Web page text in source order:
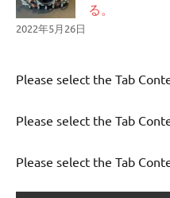
る。
2022年5月26日
Please select the Tab
Please select the Tab
Please select the Tab